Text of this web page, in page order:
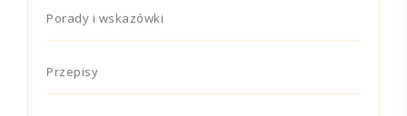
Porady i wskazówki
Przepisy